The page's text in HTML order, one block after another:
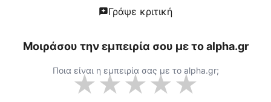
Γράψε κριτική
Μοιράσου την εμπειρία σου με τοalpha.gr
Ποια είναι η εμπειρία σας με το alpha.gr;
★★★★★